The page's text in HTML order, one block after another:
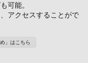
可能。
アクセスすることがで
」はこちら